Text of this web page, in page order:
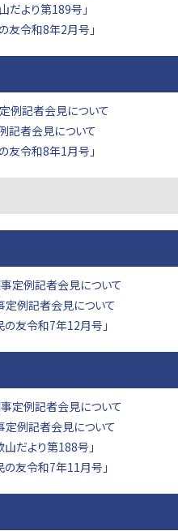
だより第189号」
友令和8年2月号」
例記者会見について
記者会見について
友令和8年1月号」
定例記者会見について
例記者会見について
友令和7年12月号」
定例記者会見について
例記者会見について
だより第188号」
友令和7年11月号」